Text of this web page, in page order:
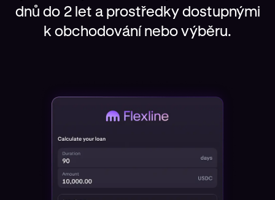
dnů do 2 let a prostředky dostupnými
k obchodování nebo výběru.